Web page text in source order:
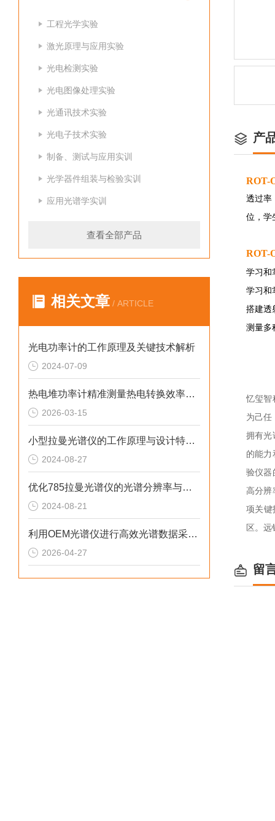
工程光学实验
激光原理与应用实验
光电检测实验
光电图像处理实验
光通讯技术实验
光电子技术实验
制备、测试与应用实训
光学器件组装与检验实训
应用光谱学实训
查看全部产品
相关文章 / ARTICLE
光电功率计的工作原理及关键技术解析
2024-07-09
热电堆功率计精准测量热电转换效率的理想工具
2026-03-15
小型拉曼光谱仪的工作原理与设计特点概述
2024-08-27
优化785拉曼光谱仪的光谱分辨率与灵敏度
2024-08-21
利用OEM光谱仪进行高效光谱数据采集与分析
2026-04-27
产
ROT-
透过率
位，学
ROT-
学习和
学习和
搭建透
测量多
忆玺智
为己任
拥有光
的能力
验仪器
高分辨
项关键
区。
留